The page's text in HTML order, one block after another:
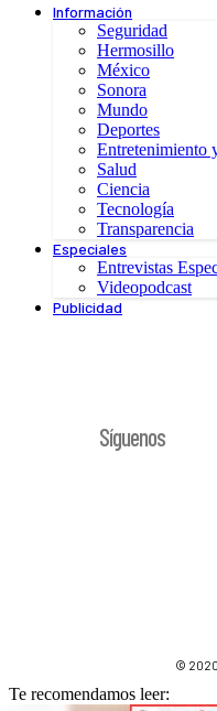
Información
Seguridad
Hermosillo
México
Sonora
Mundo
Deportes
Entretenimiento
Salud
Ciencia
Tecnología
Transparencia
Especiales
Entrevistas
Videopodcast
Publicidad
Síguenos
© 2020
Te recomendamos leer: